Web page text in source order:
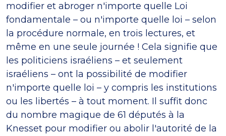
modifier et abroger n'importe quelle Loi
fondamentale – ou n'importe quelle loi – selon
la procédure normale, en trois lectures, et
même en une seule journée ! Cela signifie que
les politiciens israéliens – et seulement
israéliens – ont la possibilité de modifier
n'importe quelle loi – y compris les institutions
ou les libertés – à tout moment. Il suffit donc
du nombre magique de 61 députés à la
Knesset pour modifier ou abolir l'autorité de la